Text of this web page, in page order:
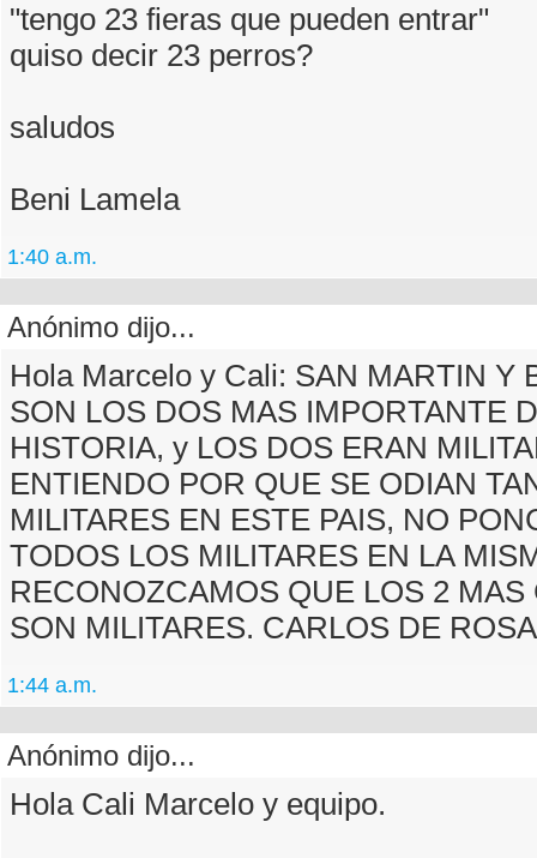
"tengo 23 fieras que pueden entrar"
quiso decir 23 perros?
saludos
Beni Lamela
1:40 a.m.
Anónimo dijo...
Hola Marcelo y Cali: SAN MARTIN Y
SON LOS DOS MAS IMPORTANTE
HISTORIA, y LOS DOS ERAN
ENTIENDO POR QUE SE ODIAN
MILITARES EN ESTE PAIS, NO
TODOS LOS MILITARES EN LA
RECONOZCAMOS QUE LOS 2 MAS
SON MILITARES. CARLOS DE
1:44 a.m.
Anónimo dijo...
Hola Cali Marcelo y equipo.